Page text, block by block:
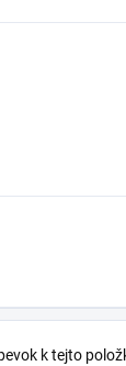
k tejto